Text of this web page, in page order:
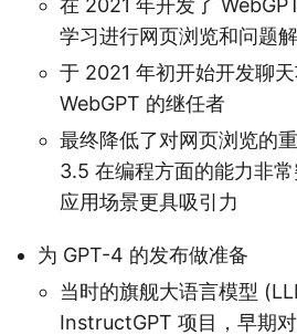
在 2021 年开发了
学习进行网页浏览和问题
于 2021 年初开始开发聊
WebGPT 的继任者
最终降低了对网页浏览的
3.5 在编程方面的能力非
应用场景更具吸引力
为 GPT-4 的发布做准备
当时的旗舰大语言模型
InstructGPT 项目，早期